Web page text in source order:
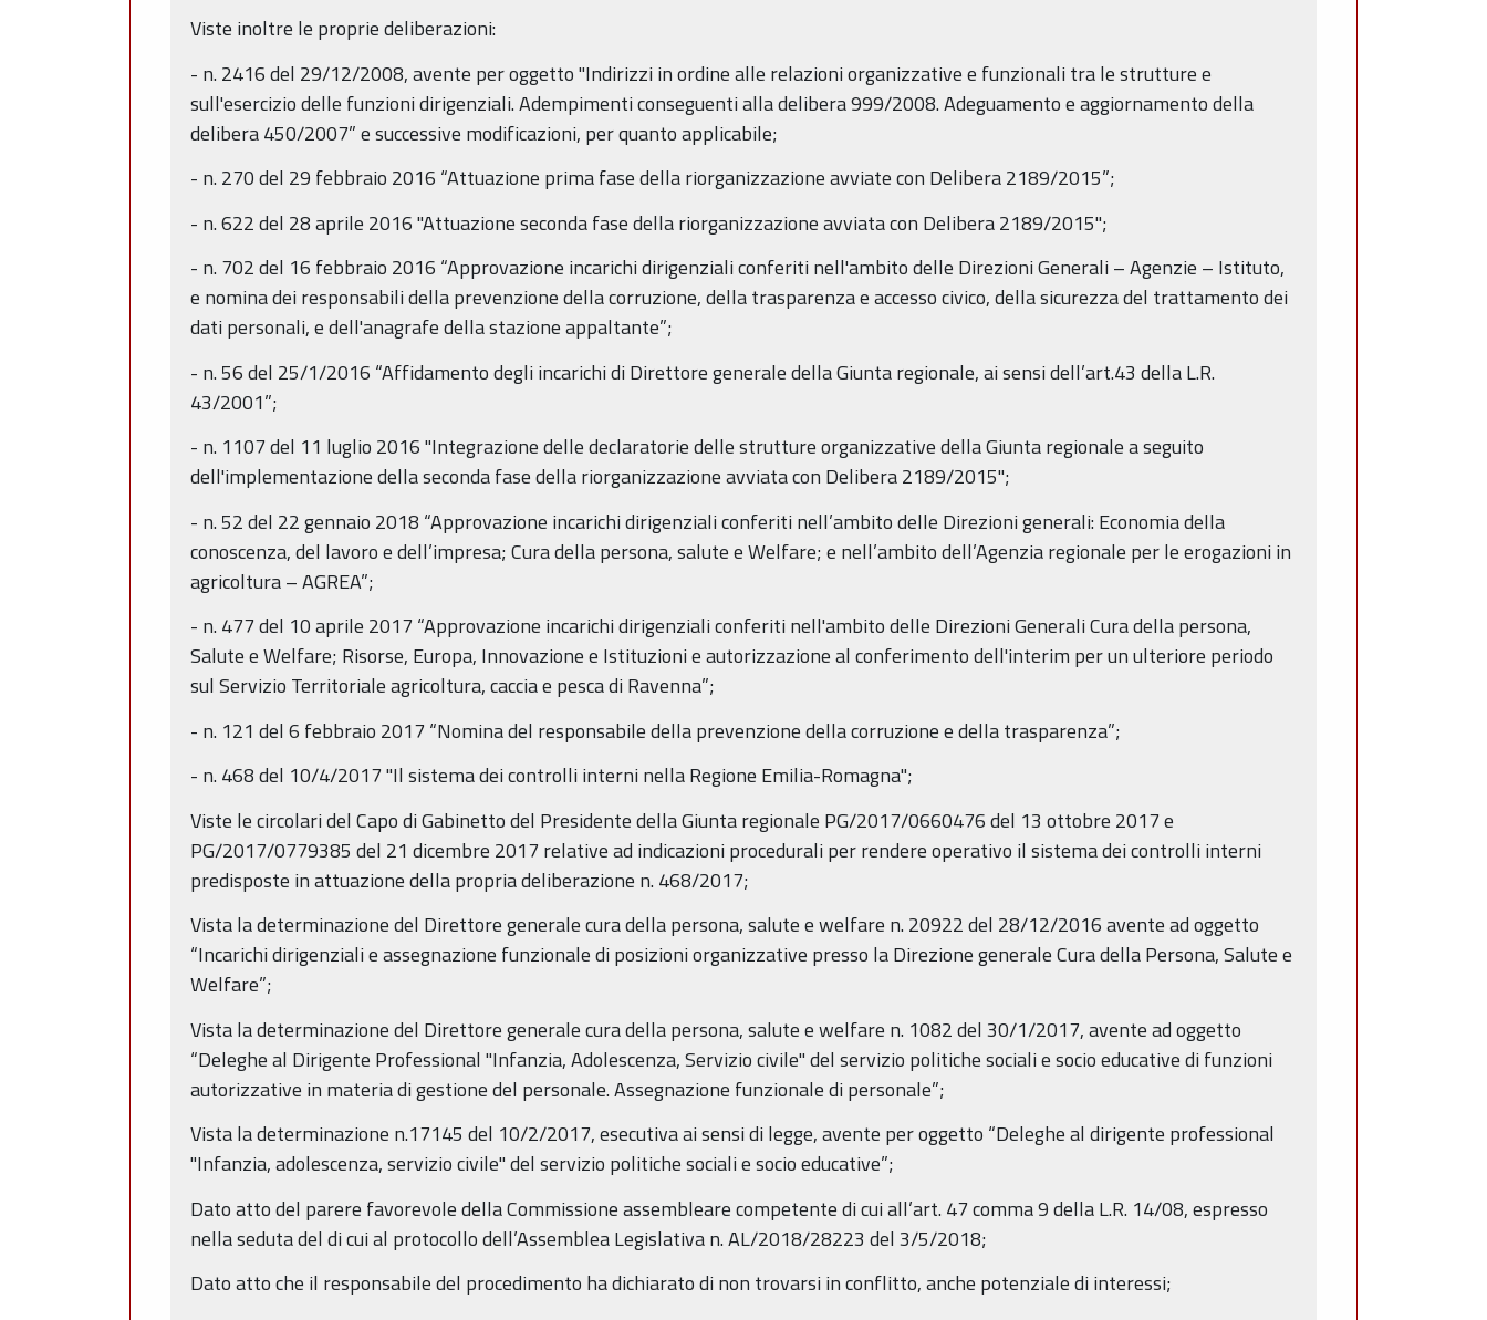
Viste inoltre le proprie deliberazioni:
- n. 2416 del 29/12/2008, avente per oggetto "Indirizzi in ordine alle relazioni organizzative e funzionali tra le strutture e
sull'esercizio delle funzioni dirigenziali. Adempimenti conseguenti alla delibera 999/2008. Adeguamento e aggiornamento della
delibera 450/2007” e successive modificazioni, per quanto applicabile;
- n. 270 del 29 febbraio 2016 “Attuazione prima fase della riorganizzazione avviate con Delibera 2189/2015”;
- n. 622 del 28 aprile 2016 "Attuazione seconda fase della riorganizzazione avviata con Delibera 2189/2015";
- n. 702 del 16 febbraio 2016 “Approvazione incarichi dirigenziali conferiti nell'ambito delle Direzioni Generali – Agenzie – Istituto,
e nomina dei responsabili della prevenzione della corruzione, della trasparenza e accesso civico, della sicurezza del trattamento dei
dati personali, e dell'anagrafe della stazione appaltante”;
- n. 56 del 25/1/2016 “Affidamento degli incarichi di Direttore generale della Giunta regionale, ai sensi dell’art.43 della L.R.
43/2001”;
- n. 1107 del 11 luglio 2016 "Integrazione delle declaratorie delle strutture organizzative della Giunta regionale a seguito
dell'implementazione della seconda fase della riorganizzazione avviata con Delibera 2189/2015";
- n. 52 del 22 gennaio 2018 “Approvazione incarichi dirigenziali conferiti nell’ambito delle Direzioni generali: Economia della
conoscenza, del lavoro e dell’impresa; Cura della persona, salute e Welfare; e nell’ambito dell’Agenzia regionale per le erogazioni in
agricoltura – AGREA”;
- n. 477 del 10 aprile 2017 “Approvazione incarichi dirigenziali conferiti nell'ambito delle Direzioni Generali Cura della persona,
Salute e Welfare; Risorse, Europa, Innovazione e Istituzioni e autorizzazione al conferimento dell'interim per un ulteriore periodo
sul Servizio Territoriale agricoltura, caccia e pesca di Ravenna”;
- n. 121 del 6 febbraio 2017 “Nomina del responsabile della prevenzione della corruzione e della trasparenza”;
- n. 468 del 10/4/2017 "Il sistema dei controlli interni nella Regione Emilia-Romagna";
Viste le circolari del Capo di Gabinetto del Presidente della Giunta regionale PG/2017/0660476 del 13 ottobre 2017 e
PG/2017/0779385 del 21 dicembre 2017 relative ad indicazioni procedurali per rendere operativo il sistema dei controlli interni
predisposte in attuazione della propria deliberazione n. 468/2017;
Vista la determinazione del Direttore generale cura della persona, salute e welfare n. 20922 del 28/12/2016 avente ad oggetto
“Incarichi dirigenziali e assegnazione funzionale di posizioni organizzative presso la Direzione generale Cura della Persona, Salute e
Welfare”;
Vista la determinazione del Direttore generale cura della persona, salute e welfare n. 1082 del 30/1/2017, avente ad oggetto
“Deleghe al Dirigente Professional "Infanzia, Adolescenza, Servizio civile" del servizio politiche sociali e socio educative di funzioni
autorizzative in materia di gestione del personale. Assegnazione funzionale di personale”;
Vista la determinazione n.17145 del 10/2/2017, esecutiva ai sensi di legge, avente per oggetto “Deleghe al dirigente professional
"Infanzia, adolescenza, servizio civile" del servizio politiche sociali e socio educative”;
Dato atto del parere favorevole della Commissione assembleare competente di cui all’art. 47 comma 9 della L.R. 14/08, espresso
nella seduta del di cui al protocollo dell’Assemblea Legislativa n. AL/2018/28223 del 3/5/2018;
Dato atto che il responsabile del procedimento ha dichiarato di non trovarsi in conflitto, anche potenziale di interessi;